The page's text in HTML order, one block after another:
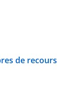
de recours